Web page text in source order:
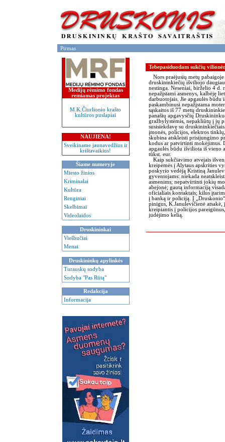
Pirmas
Medijų rėmimo fondas
remiamas projektas
M.K.Čiurlionio krašto
kultūros puslapiai
NAUJIENA!
Sveikiname jaunavedžius ir
krištavaikius!
Šiame numeryje
Miesto žinios
Kriminalai
Kultūra
Renginiai
Skelbimai
Videolaidos
Druskininkai
Viešbučiai
Menai
Druskininkų apylinkės
Turauskų sodyba
Sodyba "Pas Rūtą"
Redakcija
Informacija
Tebepasiduodam sukčių
Nors praėjusių metų
druskininkiečių išviliojo
nestinga. Neseniai, birželio 4 d.
nepažįstami asmenys, kalbėję
darbuotojais. Jie apgaulės
paskambinusi nepažįstama
sąskaitos iš 77 metų
panašių apgavysčių
gražbylystėmis, nepakliūtų į jų
susisiekdavę su
įmonės, policijos, elektros
skubina atskleisti prisijungimo
kodus ar patvirtinti mokėjimus.
apgaulės būdu išviliota iš vieno
tūkst. eur.
Kaip sukčiavimo atvejais
kreipėmės į Alytaus apskrities
poskyrio vedėją Kristiną
gyventojams: niekada
asmenims; nepatvirtinti jokių
abejonė; gautą informaciją
oficialiais kontaktais; kilus
į banką ir policiją. Į
pinigus, K.Janulevičienė
kreipiantis į policijos
judėjimo kelią.